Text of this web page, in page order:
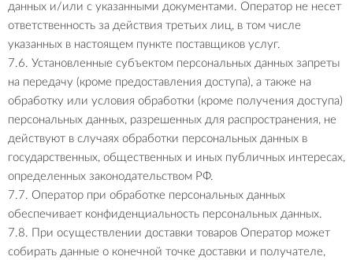
данных и/или с указанными документами. Оператор не несет
ответственность за действия третьих лиц, в том числе
указанных в настоящем пункте поставщиков услуг.
7.6. Установленные субъектом персональных данных запреты
на передачу (кроме предоставления доступа), а также на
обработку или условия обработки (кроме получения доступа)
персональных данных, разрешенных для распространения, не
действуют в случаях обработки персональных данных в
государственных, общественных и иных публичных интересах,
определенных законодательством РФ.
7.7. Оператор при обработке персональных данных
обеспечивает конфиденциальность персональных данных.
7.8. При осуществлении доставки товаров Оператор может
собирать данные о конечной точке доставки и получателе,